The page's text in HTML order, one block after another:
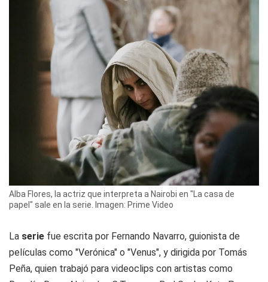
Alba Flores, la actriz que interpreta a Nairobi en "La casa de
papel" sale en la serie. Imagen: Prime Video
La serie fue escrita por Fernando Navarro, guionista de
películas como "Verónica" o "Venus", y dirigida por Tomás
Peña, quien trabajó para videoclips con artistas como